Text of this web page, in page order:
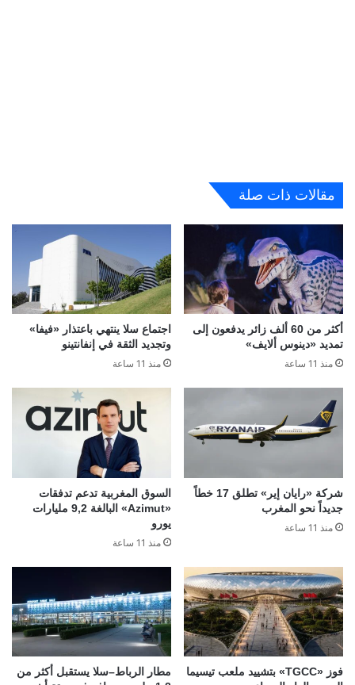
مقالات ذات صلة
أكثر من 60 ألف زائر يدفعون إلى
تمديد «دينوس ألايف»
منذ 11 ساعة
اجتماع سلا ينتهي باعتذار «فيفا»
وتجديد الثقة في إنفانتينو
منذ 11 ساعة
شركة «رايان إير» تطلق 17 خطاً
جديداً نحو المغرب
منذ 11 ساعة
السوق المغربية تدعم تدفقات
«Azimut» البالغة 9,2 مليارات
يورو
منذ 11 ساعة
فوز «TGCC» بتشييد ملعب تيسيما
مطار الرباط–سلا يستقبل أكثر من